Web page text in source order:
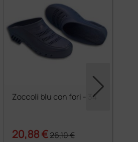
Zoccoli blu con fori - 34
20,88 €26,10 €